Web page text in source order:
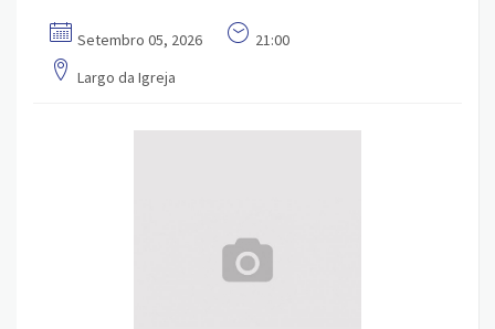
Setembro 05, 2026
21:00
Largo da Igreja